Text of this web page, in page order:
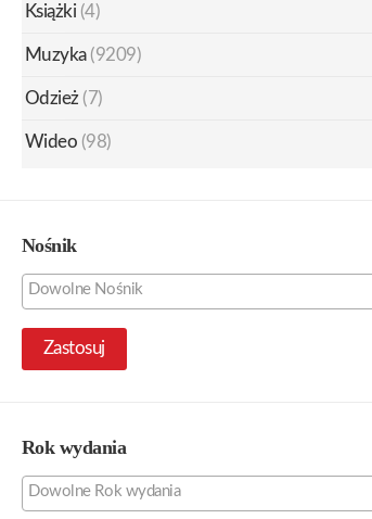
Książki (4)
Muzyka (9209)
Odzież (7)
Wideo (98)
Nośnik
Zastosuj
Rok wydania